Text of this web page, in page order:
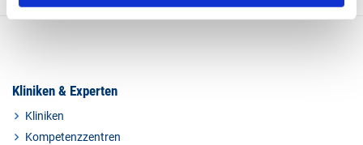
Kliniken & Experten
Kliniken
Kompetenzzentren